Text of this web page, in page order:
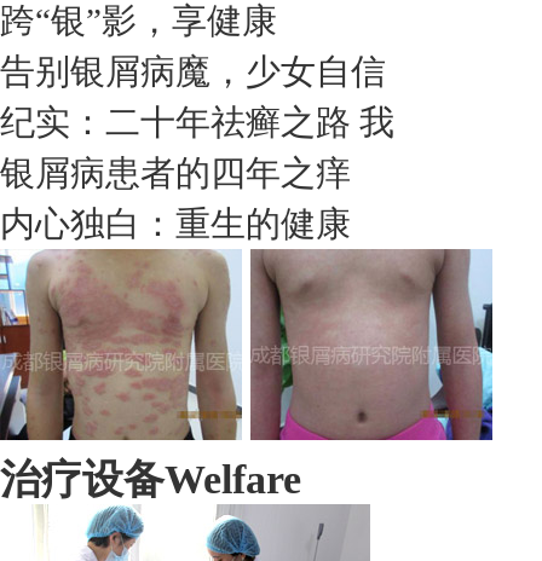
跨“银”影，享健康
告别银屑病魔，少女自信
纪实：二十年祛癣之路 我
银屑病患者的四年之痒
内心独白：重生的健康
治疗设备Welfare